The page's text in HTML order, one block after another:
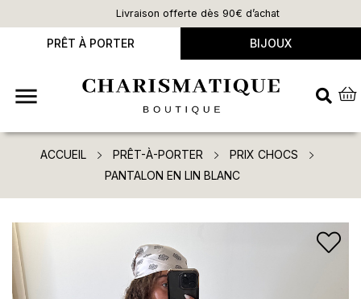
Livraison offerte dès 90€ d’achat
PRÊT À PORTER BIJOUX

ACCUEIL PRÊT-À-PORTER
PRIX CHOCS
PANTALON EN LIN BLANC